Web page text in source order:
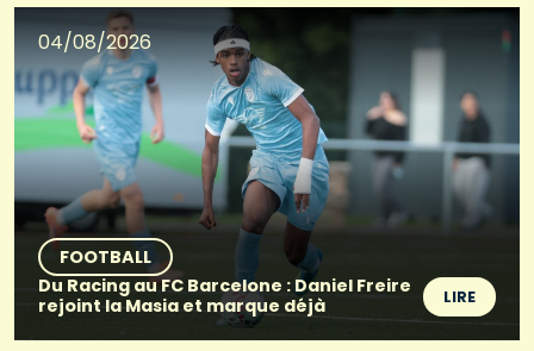
04/08/2026
FOOTBALL
Du Racing au FC Barcelone : Daniel Freire
rejoint la Masia et marque déjà
LIRE